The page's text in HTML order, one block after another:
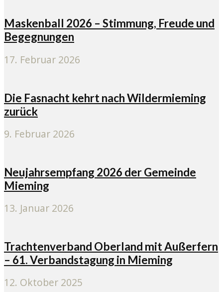
Maskenball 2026 – Stimmung, Freude und
Begegnungen
17. Februar 2026
Die Fasnacht kehrt nach Wildermieming
zurück
9. Februar 2026
Neujahrsempfang 2026 der Gemeinde
Mieming
13. Januar 2026
Trachtenverband Oberland mit Außerfern
– 61. Verbandstagung in Mieming
12. Oktober 2025